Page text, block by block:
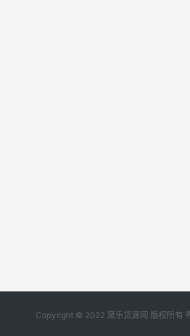
Copyright © 2022 黛乐货源网 版权所有